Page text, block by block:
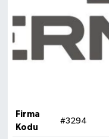
Firma
Kodu
#3294